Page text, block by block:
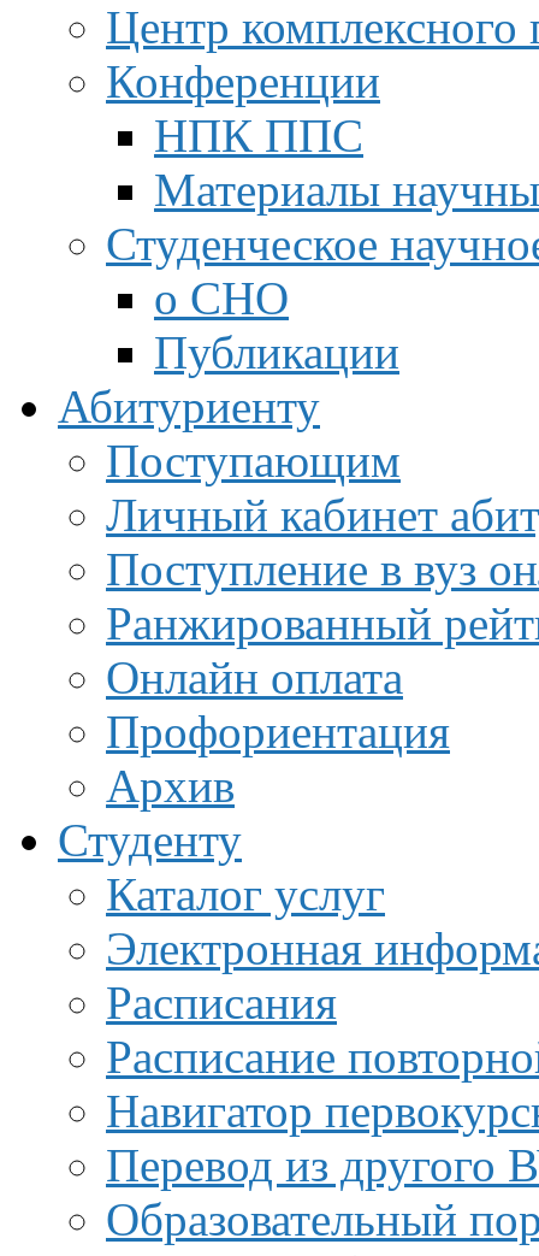
Центр
Конференции
НПК ППС
Материалы
Студенческое
о СНО
Публикации
Абитуриенту
Поступающим
Личный кабинет
Поступление в вуз
Ранжированный
Онлайн оплата
Профориентация
Архив
Студенту
Каталог услуг
Электронная
Расписания
Расписание
Навигатор
Перевод из другого
Образовательный